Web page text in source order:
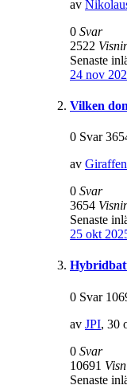
av
0 Svar
2522
Senaste
24 nov
Vilken
0 Svar
av
0 Svar
3654
Senaste
25 okt
0 Svar
av JPI, 30
0 Svar
10691
Senaste